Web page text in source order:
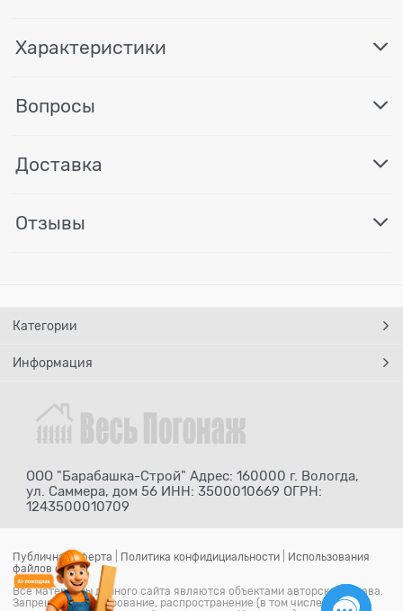
Характеристики
Вопросы
Доставка
Отзывы
Категории
Информация
ООО "Барабашка-Строй" Адрес: 160000 г. Вологда,
ул. Саммера, дом 56 ИНН: 3500010669 ОГРН:
1243500010709
Публичная оферта Политика конфидициальности
Использования
файлов cookie
Все материалы данного сайта являются объектами авторского права.
Запрещается копирование, распространение (в том числе путем